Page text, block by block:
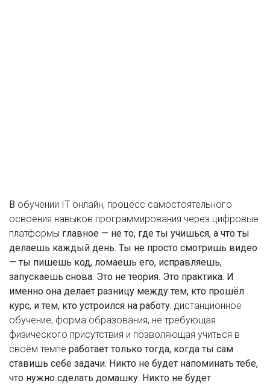
В обучении IT онлайн, процесс самостоятельного
освоения навыков программирования через цифровые
платформы главное — не то, где ты учишься, а что ты
делаешь каждый день. Ты не просто смотришь видео
— ты пишешь код, ломаешь его, исправляешь,
запускаешь снова. Это не теория. Это практика. И
именно она делает разницу между тем, кто прошёл
курс, и тем, кто устроился на работу. дистанционное
обучение, форма образования, не требующая
физического присутствия и позволяющая учиться в
своём темпе работает только тогда, когда ты сам
ставишь себе задачи. Никто не будет напоминать тебе,
что нужно сделать домашку. Никто не будет